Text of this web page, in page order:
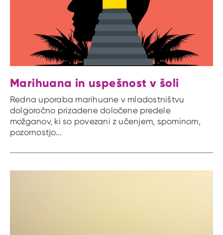
Marihuana in uspešnost v šoli
Redna uporaba marihuane v mladostništvu
dolgoročno prizadene določene predele
možganov, ki so povezani z učenjem, spominom,
pozornostjo...